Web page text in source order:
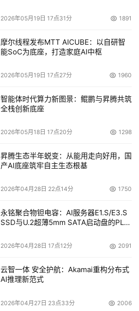
2026年05月19日 17点31分 1891
摩尔线程发布MTT AICUBE：以自研智
能SoC为底座，打造家庭AI中枢
2026年05月19日 17点27分 1960
智能体时代算力新图景：鲲鹏与昇腾共筑
全栈创新底座
2026年05月18日 17点20分 1298
昇腾生态半年蜕变：从能用走向好用，国
产AI底座筑牢自主生态根基
2026年04月28日 22点14分 1750
永铭聚合物钽电容：AI服务器E1.S/E3.S
SSD与U.2超薄5mm SATA启动盘的PLP
2026年04月28日 17点12分 2091
云智一体 安全护航：Akamai重构分布式
AI推理新范式
2026年04月27日 23点33分 2006